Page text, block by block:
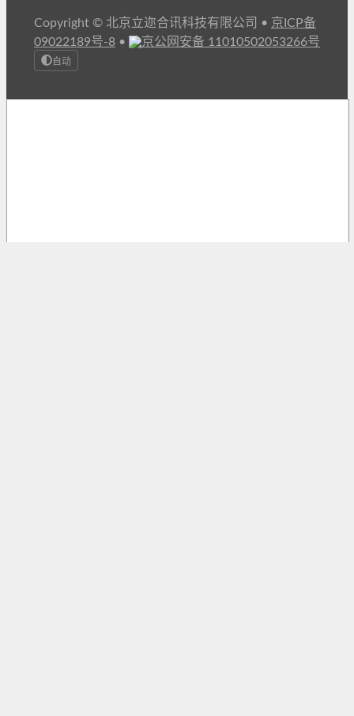
Copyright © 北京立迩合讯科技有限公司 • 京ICP备
09022189号-8 • 京公网安备 11010502053266号
自动